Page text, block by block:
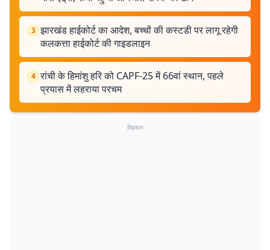
3 झारखंड हाईकोर्ट का आदेश, बच्चों की कस्टडी पर लागू रहेगी
कलकत्ता हाईकोर्ट की गाइडलाइन
4 रांची के हिमांशु हरि को CAPF-25 में 66वां स्थान, पहले
प्रयास में लहराया परचम
विज्ञापन